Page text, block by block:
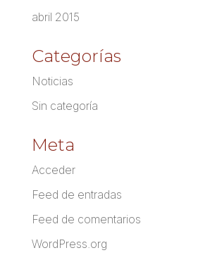
abril 2015
Categorías
Noticias
Sin categoría
Meta
Acceder
Feed de entradas
Feed de comentarios
WordPress.org